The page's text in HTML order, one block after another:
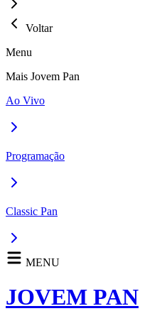
Voltar
Menu
Mais Jovem Pan
Ao Vivo
Programação
Classic Pan
MENU
JOVEM PAN